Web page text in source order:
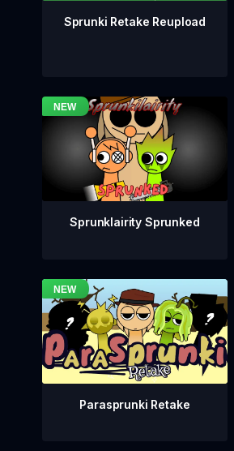
Sprunki Retake Reupload
Sprunklairity Sprunked
Parasprunki Retake